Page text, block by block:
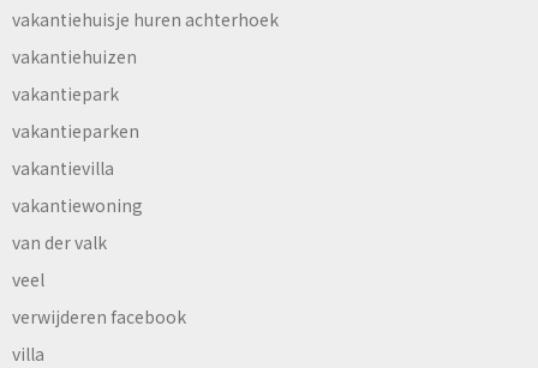
vakantiehuisje huren achterhoek
vakantiehuizen
vakantiepark
vakantieparken
vakantievilla
vakantiewoning
van der valk
veel
verwijderen facebook
villa